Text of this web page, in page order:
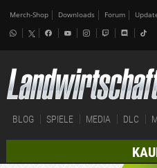
Merch-Shop Downloads Forum
BLOG SPIELE MEDIA DLC